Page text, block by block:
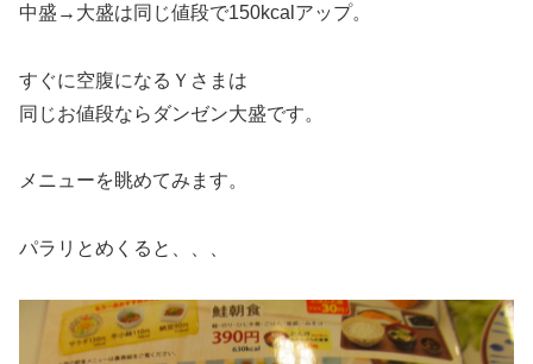
中盛→大盛は同じ値段で150kcalアップ。
すぐに空腹になるＹさまは
同じお値段ならダンゼン大盛です。
メニューを眺めてみます。
パラリとめくると、、、